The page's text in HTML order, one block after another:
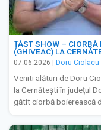
ȚĂST SHOW – CIORBĂ
(GHIVEAC) LA
07.06.2026 | Doru Ciolacu
Veniti alături de Doru
la Cernătești în județul
gătit ciorbă boierească